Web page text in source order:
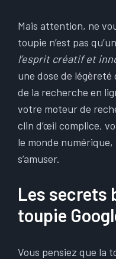
Mais attention, ne
toupie n’est pas
l’esprit créatif et
une dose de légèreté
de la recherche en
votre moteur de
clin d’œil complice,
le monde
s’amuser.
Les secrets
toupie
Vous pensiez que la